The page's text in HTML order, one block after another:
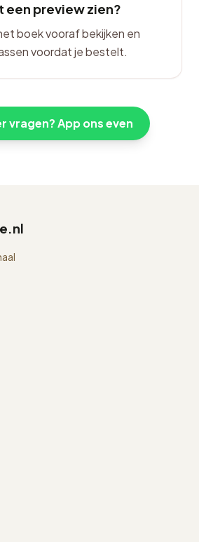
een preview zien?
boek vooraf bekijken en
voordat je bestelt.
vragen? App ons even